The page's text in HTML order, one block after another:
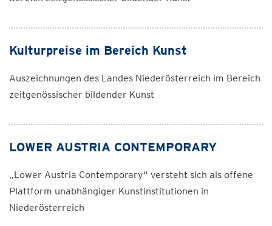
Kulturpreise im Bereich Kunst
Auszeichnungen des Landes Niederösterreich im Bereich
zeitgenössischer bildender Kunst
LOWER AUSTRIA CONTEMPORARY
„Lower Austria Contemporary“ versteht sich als offene
Plattform unabhängiger Kunstinstitutionen in
Niederösterreich